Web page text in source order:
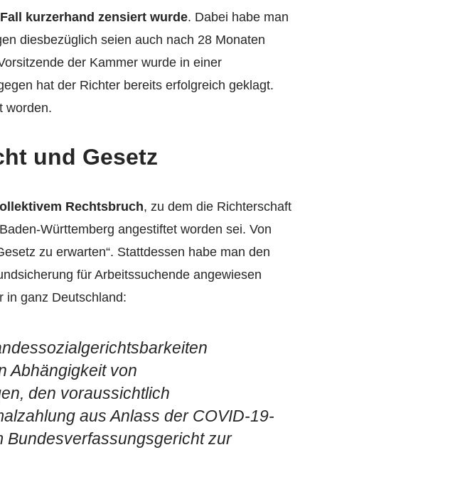
kurzerhand zensiert wurde. Dabei habe man
diesbezüglich seien auch nach 28 Monaten
der Kammer wurde in einer
hat der Richter bereits erfolgreich geklagt.
worden.
und Gesetz
Rechtsbruch, zu dem die Richterschaft
Württemberg angestiftet worden sei. Von
zu erwarten“. Stattdessen habe man den
für Arbeitssuchende angewiesen
in ganz Deutschland:
Abhängigkeit von
den voraussichtlich
aus Anlass der COVID-19-
Bundesverfassungsgericht zur